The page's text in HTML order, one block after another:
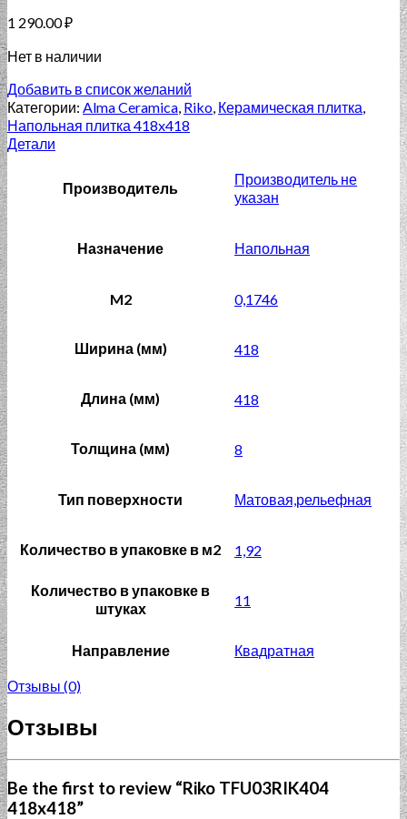
1 290.00₽
Нет в наличии
Добавить в список желаний
Категории: Alma Ceramica, Riko, Керамическая плитка,
Напольная плитка 418x418
Детали
Производитель
Производитель не
указан
Назначение Напольная
M2 0,1746
Ширина (мм) 418
Длина (мм) 418
Толщина (мм) 8
Тип поверхности Матовая,рельефная
Количество в упаковке в м2 1,92
Количество в упаковке в
штуках
11
Направление Квадратная
Отзывы (0)
Отзывы
Be the first to review “Riko TFU03RIK404
418x418”